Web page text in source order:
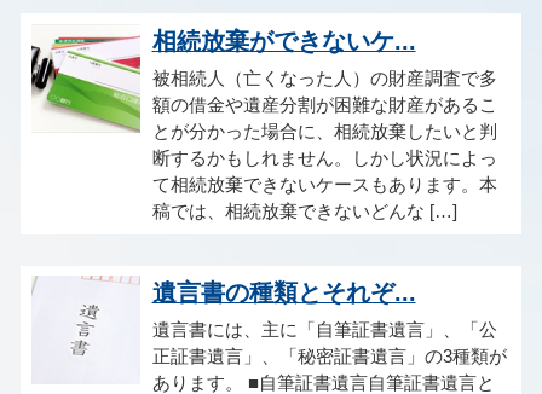
相続放棄ができないケ...
被相続人（亡くなった人）の財産調査で多
額の借金や遺産分割が困難な財産があるこ
とが分かった場合に、相続放棄したいと判
断するかもしれません。しかし状況によっ
て相続放棄できないケースもあります。本
稿では、相続放棄できないどんな […]
遺言書の種類とそれぞ...
遺言書には、主に「自筆証書遺言」、「公
正証書遺言」、「秘密証書遺言」の3種類が
あります。 ■自筆証書遺言自筆証書遺言と